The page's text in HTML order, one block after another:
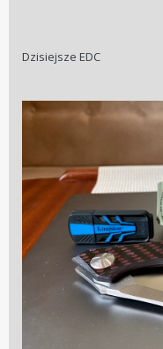
Dzisiejsze EDC